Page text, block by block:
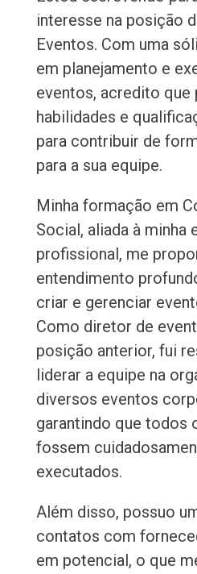
interesse na posição
Eventos. Com uma
em planejamento e
eventos, acredito que
habilidades e
para contribuir de
para a sua equipe.
Minha formação em
Social, aliada à minha
profissional, me
entendimento
criar e gerenciar
Como diretor de
posição anterior, fui
liderar a equipe na
diversos eventos
garantindo que todos
fossem
executados.
Além disso, possuo
contatos com
em potencial, o que